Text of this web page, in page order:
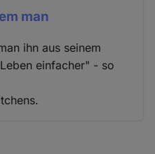
man
ihn aus seinem
einfacher" - so